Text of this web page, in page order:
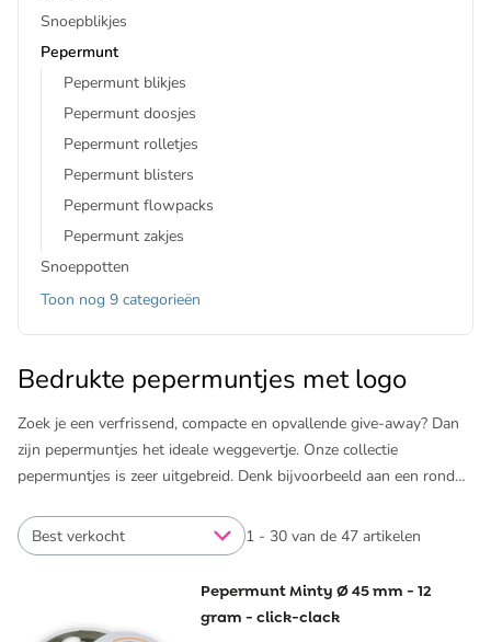
Snoepblikjes
Pepermunt
Pepermunt blikjes
Pepermunt doosjes
Pepermunt rolletjes
Pepermunt blisters
Pepermunt flowpacks
Pepermunt zakjes
Snoeppotten
Toon nog 9 categorieën
Bedrukte pepermuntjes met logo
Zoek je een verfrissend, compacte en opvallende give-away? Dan
zijn pepermuntjes het ideale weggevertje. Onze collectie
pepermuntjes is zeer uitgebreid. Denk bijvoorbeeld aan een rond
bedrukken. Voor pepermuntjes met een luxere uitstraling kun je
kiezen voorpepermuntzakjeswaarvan je het kartonnetje zelf kunt
personaliseren. Wil je een pepermunt give-away die gemakkelijk in
pepermunt blisters
van het doosje kun je in full colour laten bedrukken. Ook kun je bij
1 - 30 van de 47 artikelen
Best verkocht
Pepermunt Minty Ø 45 mm - 12
gram - click-clack